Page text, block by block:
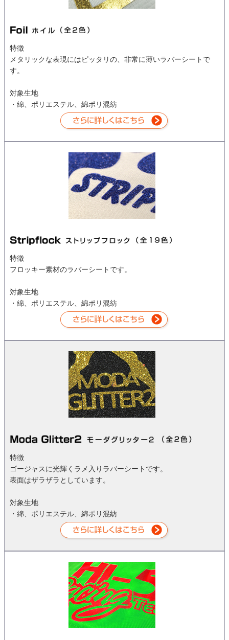
特徴
メタリックな表現にはピッタリの、非常に薄いラバーシートで
す。
対象生地
・綿、ポリエステル、綿ポリ混紡
特徴
フロッキー素材のラバーシートです。
対象生地
・綿、ポリエステル、綿ポリ混紡
特徴
ゴージャスに光輝くラメ入りラバーシートです。
表面はザラザラとしています。
対象生地
・綿、ポリエステル、綿ポリ混紡